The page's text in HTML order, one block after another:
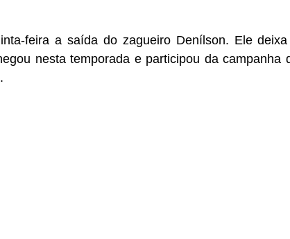
feira a saída do zagueiro Denílson. Ele
nesta temporada e participou da campanha